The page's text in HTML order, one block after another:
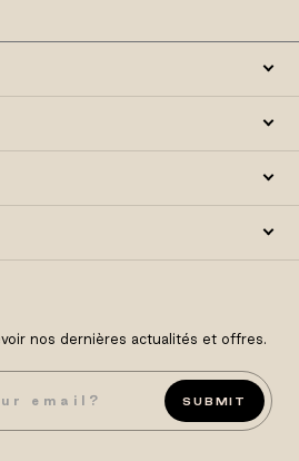
nos dernières actualités et offres.
SUBMIT